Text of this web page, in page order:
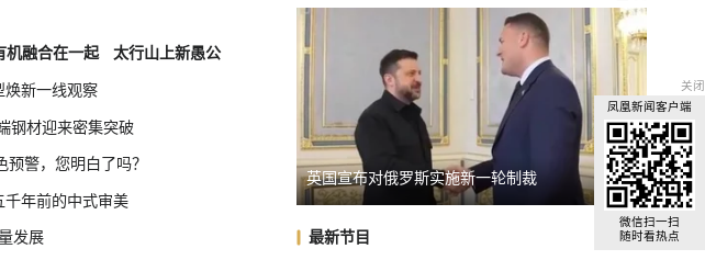
全球汽车前十，中国占了三把椅子
机融合在一起 太行山上新愚公
焕新一线观察
钢材迎来密集突破
警，您明白了吗？
千年前的中式审美
发展
专家：朝鲜发射导弹，威慑日本意图明显 俄罗
最新节目
关闭
凤凰新闻客户端
微信扫一扫
随时看热点